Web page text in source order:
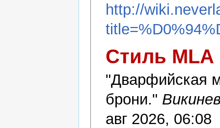
http://
Стиль MLA
"Дварфийская
брони."
авг 2026, 06:08